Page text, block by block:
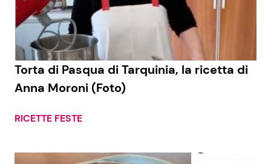
Economia
Persone Scomparse
Fiction e Serie TV
Programmi TV
Reality e Talent
ShowBiz Social News
Torta di Pasqua di Tarquinia, la ricetta di
Anna Moroni (Foto)
RICETTE FESTE